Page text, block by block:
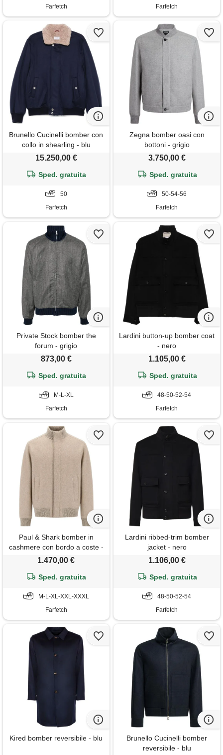
Farfetch Farfetch
Brunello Cucinelli bomber con
collo in shearling - blu
15.250,00 €
Sped. gratuita
50
Farfetch
Zegna bomber oasi con
bottoni - grigio
3.750,00 €
Sped. gratuita
50-54-56
Farfetch
Private Stock bomber the
forum - grigio
873,00 €
Sped. gratuita
M-L-XL
Farfetch
Lardini button-up bomber coat
- nero
1.105,00 €
Sped. gratuita
48-50-52-54
Farfetch
Paul & Shark bomber in
cashmere con bordo a coste -
toni neutri
1.470,00 €
Sped. gratuita
M-L-XL-XXL-XXXL
Farfetch
Lardini ribbed-trim bomber
jacket - nero
1.106,00 €
Sped. gratuita
48-50-52-54
Farfetch
Kired bomber reversibile - blu
Brunello Cucinelli bomber
reversibile - blu